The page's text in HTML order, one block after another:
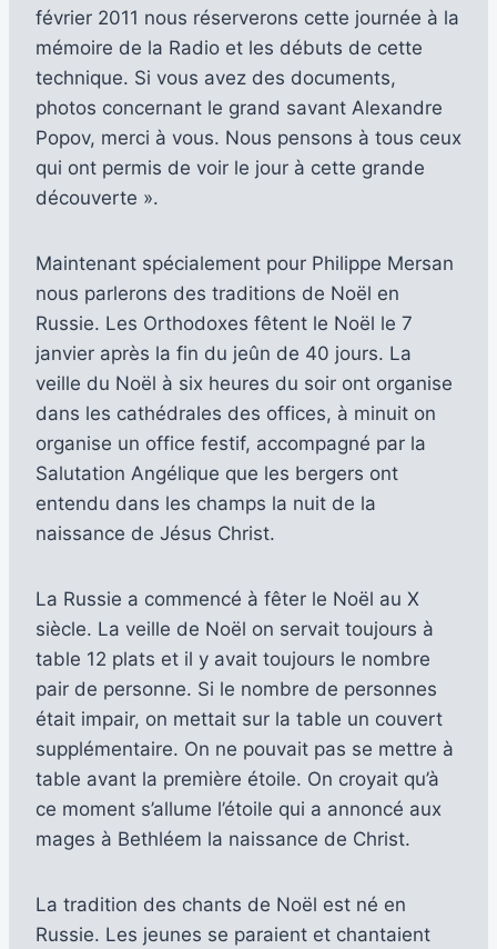
février 2011 nous réserverons cette journée à la
mémoire de la Radio et les débuts de cette
technique. Si vous avez des documents,
photos concernant le grand savant Alexandre
Popov, merci à vous. Nous pensons à tous ceux
qui ont permis de voir le jour à cette grande
découverte ».
Maintenant spécialement pour Philippe Mersan
nous parlerons des traditions de Noël en
Russie. Les Orthodoxes fêtent le Noël le 7
janvier après la fin du jeûn de 40 jours. La
veille du Noël à six heures du soir ont organise
dans les cathédrales des offices, à minuit on
organise un office festif, accompagné par la
Salutation Angélique que les bergers ont
entendu dans les champs la nuit de la
naissance de Jésus Christ.
La Russie a commencé à fêter le Noël au X
siècle. La veille de Noël on servait toujours à
table 12 plats et il y avait toujours le nombre
pair de personne. Si le nombre de personnes
était impair, on mettait sur la table un couvert
supplémentaire. On ne pouvait pas se mettre à
table avant la première étoile. On croyait qu’à
ce moment s’allume l’étoile qui a annoncé aux
mages à Bethléem la naissance de Christ.
La tradition des chants de Noël est né en
Russie. Les jeunes se paraient et chantaient